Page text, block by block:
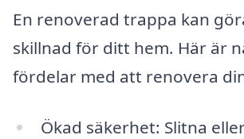
En renoverad trappa kan
skillnad för ditt hem. Här är
fördelar med att renovera
Ökad säkerhet: Slitna